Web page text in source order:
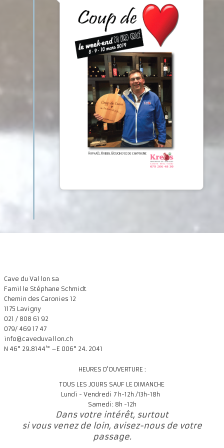
Cave du Vallon sa
Famille Stéphane Schmidt
Chemin des Caronies 12
1175 Lavigny
021 / 808 61 92
079/ 469 17 47
info@caveduvallon.ch
N 46° 29.8144'° –E 006° 24. 2041
HEURES D'OUVERTURE :
TOUS LES JOURS SAUF LE DIMANCHE
Lundi - Vendredi 7 h-12h /13h-18h
Samedi: 8h -12h
Dans votre intérêt, surtout
si vous venez de loin, avisez-nous de votre
passage.